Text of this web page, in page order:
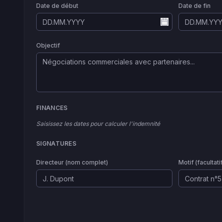
Date de début Date de fin
Objectif
FINANCES
Saisissez les dates pour calculer l'indemnité
SIGNATURES
Directeur (nom complet) Motif